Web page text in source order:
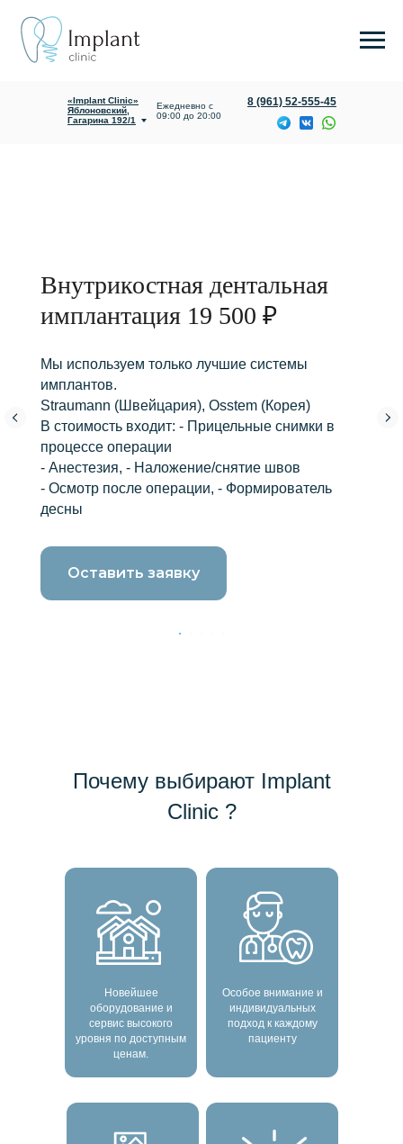
Ежедневно с
09:00 до 20:00
«Implant Clinic»
Яблоновский,
Гагарина 192/1
8 (961) 52-555-45
Внутрикостная дентальная
имплантация 19 500 ₽
Мы используем только лучшие системы
имплантов.
Straumann (Швейцария), Osstem (Корея)
В стоимость входит: - Прицельные снимки в
процессе операции
- Анестезия, - Наложение/снятие швов
- Осмотр после операции, - Формирователь
десны
Оставить заявку
Почему выбирают Implant
Clinic ?
Новейшее
оборудование и
сервис высокого
уровня по доступным
ценам.
Особое внимание и
индивидуальных
подход к каждому
пациенту